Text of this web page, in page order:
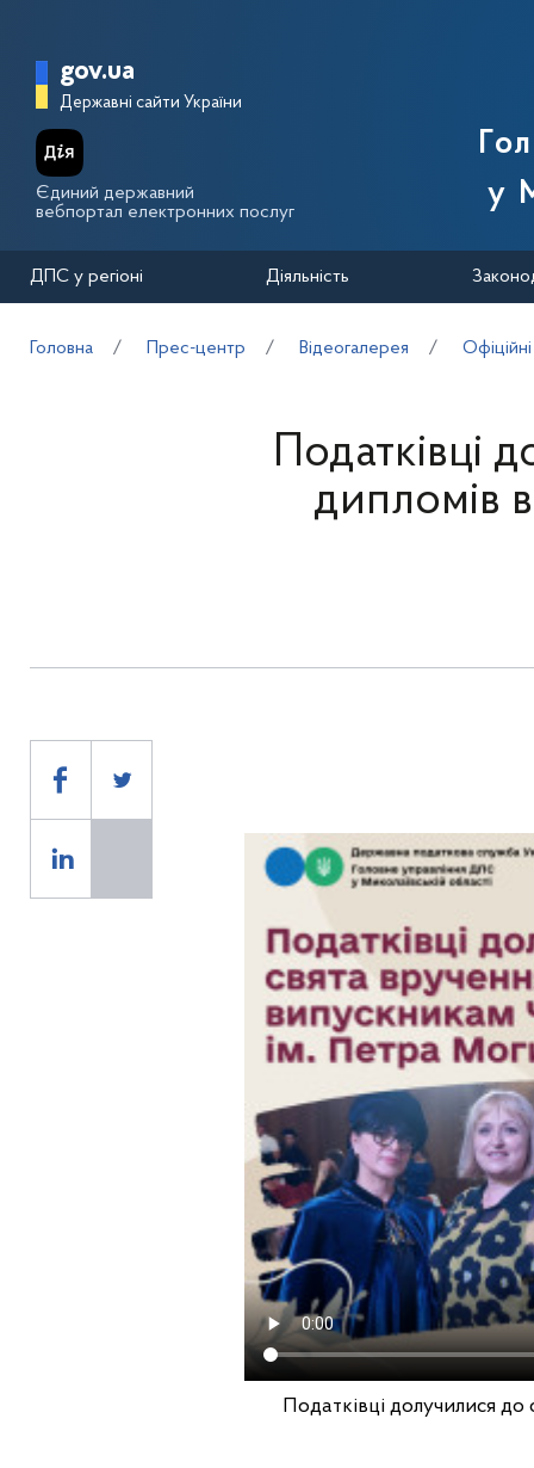
Головна сторінка Державної
gov.ua
Державні сайти України
Єдиний державний
вебпортал електронних послуг
у
ДПС у регіоні Діяльність
Головна Прес-центр Відеогалерея
Податківці
дипломів
Податківці долучилися